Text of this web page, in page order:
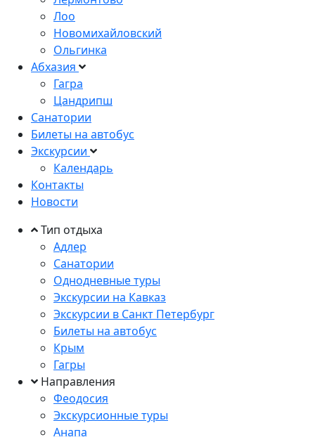
Лоо
Новомихайловский
Ольгинка
Абхазия
Гагра
Цандрипш
Санатории
Билеты на автобус
Экскурсии
Календарь
Контакты
Новости
Тип отдыха
Адлер
Санатории
Однодневные туры
Экскурсии на Кавказ
Экскурсии в Санкт Петербург
Билеты на автобус
Крым
Гагры
Направления
Феодосия
Экскурсионные туры
Анапа